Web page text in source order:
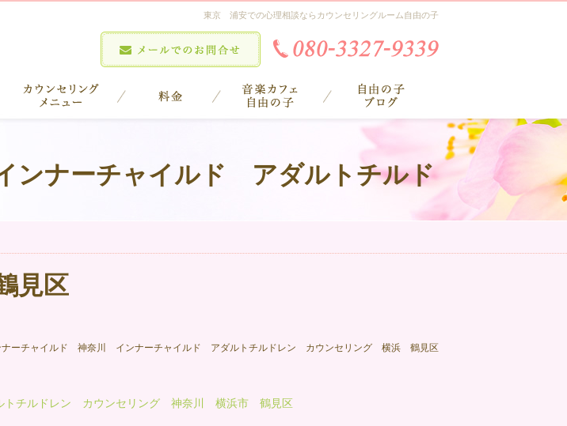
東京 浦安での心理相談ならカウンセリングルーム自由の子
ナーチャイルド アダルトチルド
見区
ナーチャイルド 神奈川 インナーチャイルド アダルトチルドレン カウンセリング 横浜 鶴見区
トチルドレン カウンセリング 神奈川 横浜市 鶴見区